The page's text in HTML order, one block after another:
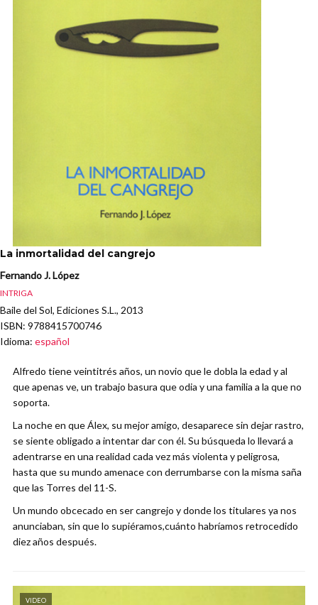
La inmortalidad del cangrejo
Fernando J. López
INTRIGA
Baile del Sol, Ediciones S.L., 2013
ISBN: 9788415700746
Idioma: español
Alfredo tiene veintitrés años, un novio que le dobla la edad y al
que apenas ve, un trabajo basura que odia y una familia a la que no
soporta.
La noche en que Álex, su mejor amigo, desaparece sin dejar rastro,
se siente obligado a intentar dar con él. Su búsqueda lo llevará a
adentrarse en una realidad cada vez más violenta y peligrosa,
hasta que su mundo amenace con derrumbarse con la misma saña
que las Torres del 11-S.
Un mundo obcecado en ser cangrejo y donde los titulares ya nos
anunciaban, sin que lo supiéramos,cuánto habríamos retrocedido
diez años después.
VIDEO